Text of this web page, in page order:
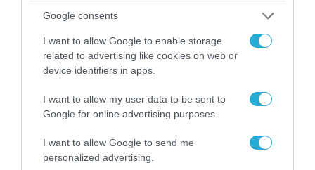
Google consents
I want to allow Google to enable storage
related to advertising like cookies on web or
device identifiers in apps.
I want to allow my user data to be sent to
Google for online advertising purposes.
I want to allow Google to send me
personalized advertising.